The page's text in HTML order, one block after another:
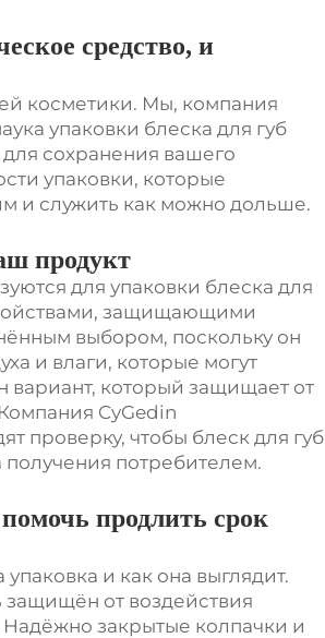
средство, и
косметики. Мы, компания
упаковки блеска для губ
сохранения вашего
упаковки, которые
и служить как можно дольше.
продукт
для упаковки блеска для
защищающими
выбором, поскольку он
и влаги, которые могут
вариант, который защищает от
CyGedin
проверку, чтобы блеск для губ
потребителем.
продлить срок
и как она выглядит.
защищён от воздействия
закрытые колпачки и